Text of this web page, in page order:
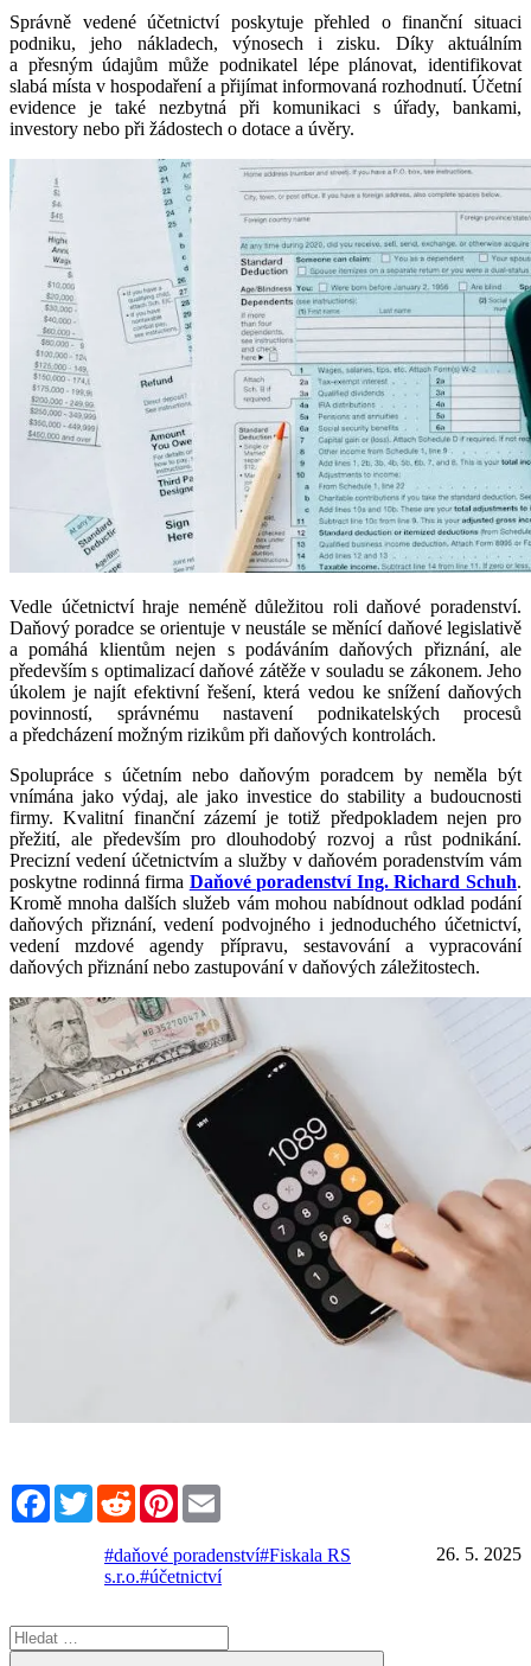
Správně vedené účetnictví poskytuje přehled o finanční situaci
podniku, jeho nákladech, výnosech i zisku. Díky aktuálním
a přesným údajům může podnikatel lépe plánovat, identifikovat
slabá místa v hospodaření a přijímat informovaná rozhodnutí. Účetní
evidence je také nezbytná při komunikaci s úřady, bankami,
investory nebo při žádostech o dotace a úvěry.
Vedle účetnictví hraje neméně důležitou roli daňové poradenství.
Daňový poradce se orientuje v neustále se měnící daňové legislativě
a pomáhá klientům nejen s podáváním daňových přiznání, ale
především s optimalizací daňové zátěže v souladu se zákonem. Jeho
úkolem je najít efektivní řešení, která vedou ke snížení daňových
povinností, správnému nastavení podnikatelských procesů
a předcházení možným rizikům při daňových kontrolách.
Spolupráce s účetním nebo daňovým poradcem by neměla být
vnímána jako výdaj, ale jako investice do stability a budoucnosti
firmy. Kvalitní finanční zázemí je totiž předpokladem nejen pro
přežití, ale především pro dlouhodobý rozvoj a růst podnikání.
Precizní vedení účetnictvím a služby v daňovém poradenstvím vám
poskytne rodinná firma Daňové poradenství Ing. Richard Schuh.
Kromě mnoha dalších služeb vám mohou nabídnout odklad podání
daňových přiznání, vedení podvojného i jednoduchého účetnictví,
vedení mzdové agendy přípravu, sestavování a vypracování
daňových přiznání nebo zastupování v daňových záležitostech.
FacebookTwitterRedditPinterest
26. 5. 2025
#daňové poradenství#Fiskala RS
s.r.o.#účetnictví
Hledat: